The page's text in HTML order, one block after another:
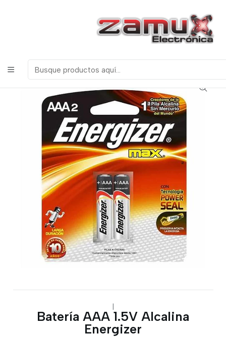
ELECTRONICOS, ROBOTICA & TECNOLOGIA
Herramientas
Baterias
Batería AAA 1.5V Alcalina Energizer
|
Batería AAA 1.5V Alcalina
Energizer